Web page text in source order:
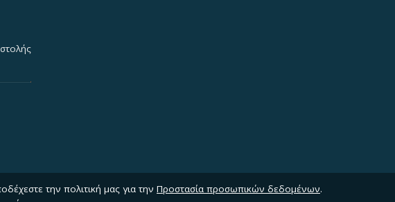
την πολιτική μας για την Προστασία προσωπικών δεδομένων.